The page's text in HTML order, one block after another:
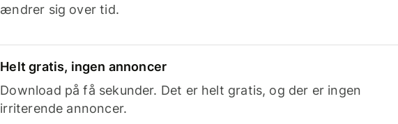
ændrer sig over tid.
Helt gratis, ingen annoncer
Download på få sekunder. Det er helt gratis, og der er ingen
irriterende annoncer.